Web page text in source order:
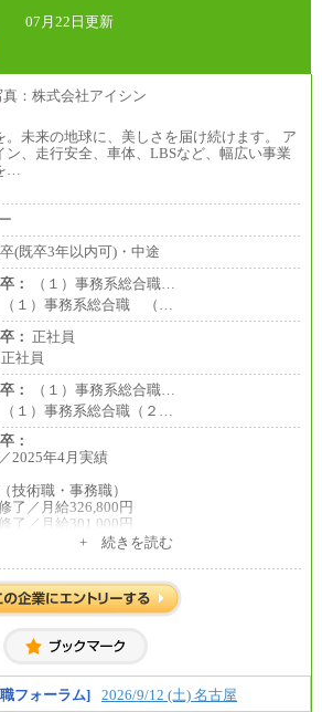
07月22日更新
。未来の地球に、美しさを届け続けます。 ア
ン、走行安全、車体、LBSなど、幅広い事業
…
(既卒3年以内可)・中途
：
（１）事務系総合職…
（１）事務系総合職 （…
： 正社員
正社員
：
（１）事務系総合職…
（１）事務系総合職（２…
：
2025年4月実績
技術職・事務職）
了／月給326,800円
了／月給301,000円
卒／月給282,000円
（本科）／月給256,000円
職
（専攻科）／月給206,400円
（本科）月給197,800円
／月給197,800円
（2年）／月給197,800円
+ 続きを読む
フォーラム] 2026/9/12 (土) 名古屋